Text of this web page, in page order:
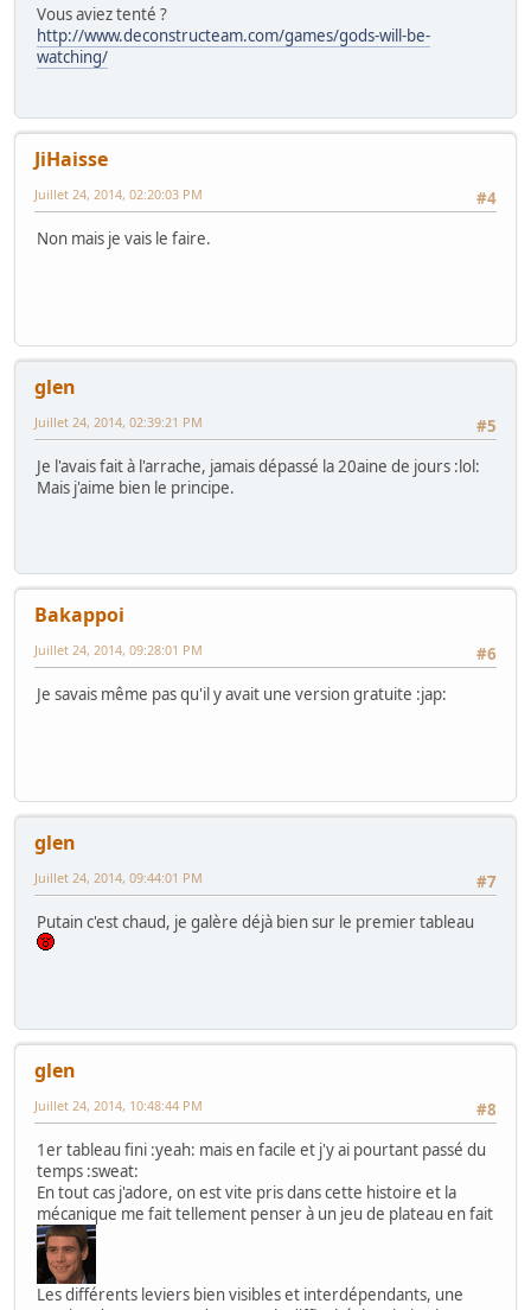
Vous aviez tenté ?
http://www.deconstructeam.com/games/gods-will-be-
watching/
JiHaisse
#4
Juillet 24, 2014, 02:20:03 PM
Non mais je vais le faire.
glen
#5
Juillet 24, 2014, 02:39:21 PM
Je l'avais fait à l'arrache, jamais dépassé la 20aine de jours :lol:
Mais j'aime bien le principe.
Bakappoi
#6
Juillet 24, 2014, 09:28:01 PM
Je savais même pas qu'il y avait une version gratuite :jap:
glen
#7
Juillet 24, 2014, 09:44:01 PM
Putain c'est chaud, je galère déjà bien sur le premier tableau
glen
#8
Juillet 24, 2014, 10:48:44 PM
1er tableau fini :yeah: mais en facile et j'y ai pourtant passé du
temps :sweat:
En tout cas j'adore, on est vite pris dans cette histoire et la
mécanique me fait tellement penser à un jeu de plateau en fait
Les différents leviers bien visibles et interdépendants, une